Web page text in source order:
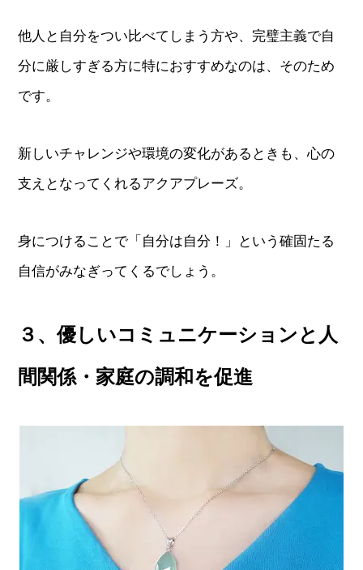
他人と自分をつい比べてしまう方や、完璧主義で自
分に厳しすぎる方に特におすすめなのは、そのため
です。
新しいチャレンジや環境の変化があるときも、心の
支えとなってくれるアクアプレーズ。
身につけることで「自分は自分！」という確固たる
自信がみなぎってくるでしょう。
３、優しいコミュニケーションと人
間関係・家庭の調和を促進